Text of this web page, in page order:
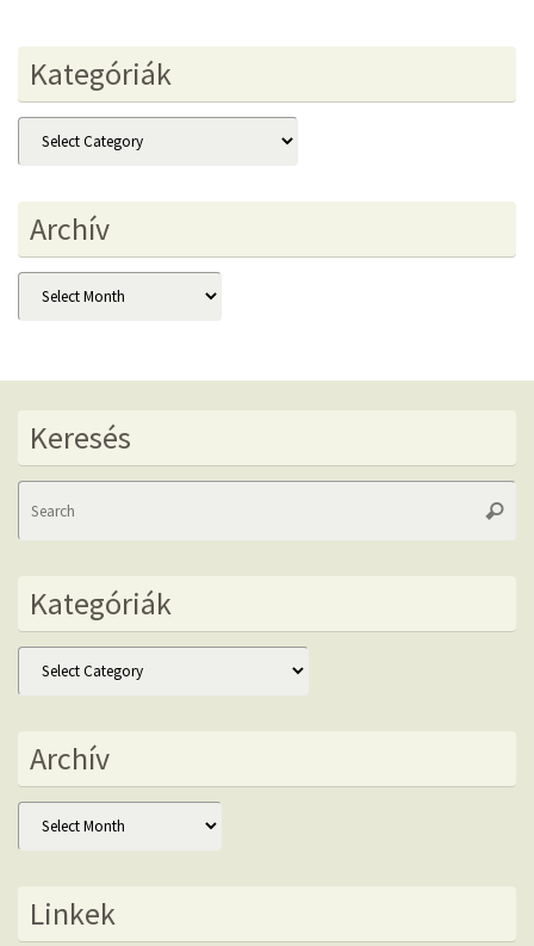
Kategóriák
Kategóriák
Archív
Archív
Keresés
Kategóriák
Kategóriák
Archív
Archív
Linkek